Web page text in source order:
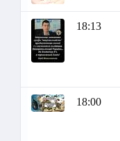
18:13
18:00